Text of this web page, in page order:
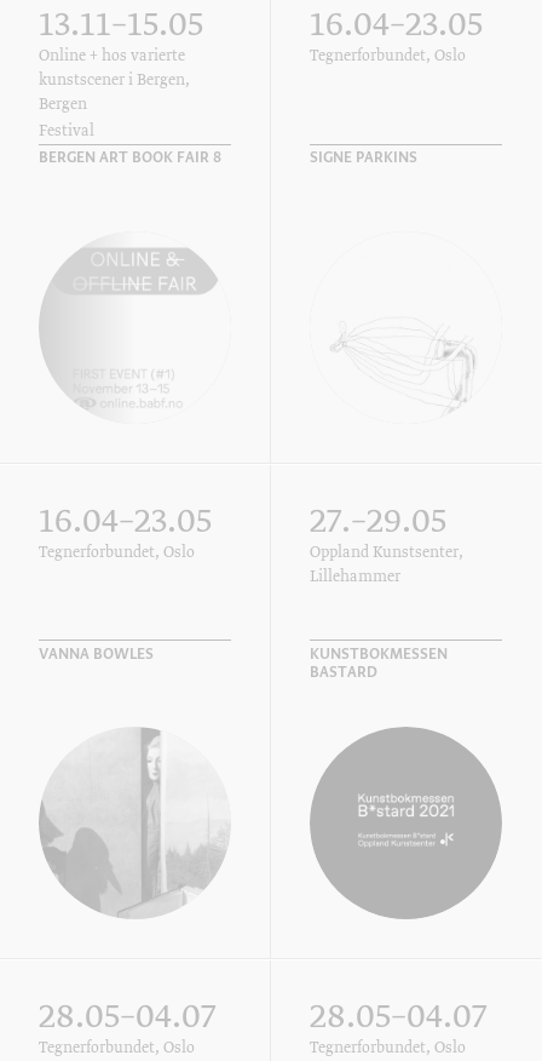
13.11–15.05
Online + hos varierte
kunstscener i Bergen,
Bergen
Festival
BERGEN ART BOOK FAIR 8
16.04–23.05
Tegnerforbundet, Oslo
SIGNE PARKINS
16.04–23.05
Tegnerforbundet, Oslo
VANNA BOWLES
27.–29.05
Oppland Kunstsenter,
Lillehammer
KUNSTBOKMESSEN
BASTARD
28.05–04.07
Tegnerforbundet, Oslo
28.05–04.07
Tegnerforbundet, Oslo